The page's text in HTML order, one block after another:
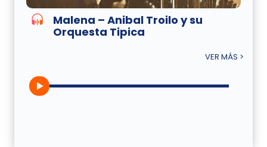
Malena – Anibal Troilo y su
Orquesta Tipica
VER MÁS >